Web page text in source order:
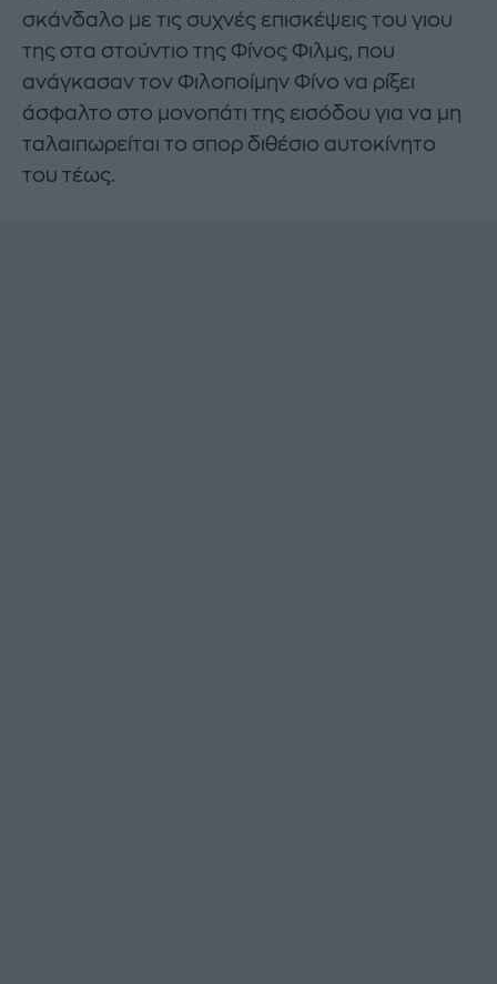
σκάνδαλο με τις συχνές επισκέψεις του γιου
της στα στούντιο της Φίνος Φιλμς, που
ανάγκασαν τον Φιλοποίμην Φίνο να ρίξει
άσφαλτο στο μονοπάτι της εισόδου για να μη
ταλαιπωρείται το σπορ διθέσιο αυτοκίνητο
του τέως.